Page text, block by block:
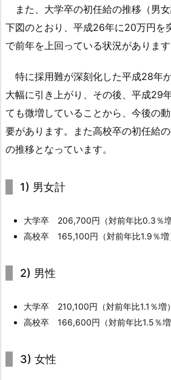
3
0
学
別
初
任
給
1.
1)
男
1.
2.
2)
性
また、大学卒の初任給の推移（男女
下図のとおり、平成26年に20万円を
で前年を上回っている状況があります
特に採用難が深刻化した平成28年
大幅に引き上がり、その後、平成29
ても微増していることから、今後の
要があります。また高校卒の初任給
の推移となっています。
1) 男女計
大学卒 206,700円（対前年比0.3％増
高校卒 165,100円（対前年比1.9％増
2) 男性
大学卒 210,100円（対前年比1.1％増）
高校卒 166,600円（対前年比1.5％増
3) 女性